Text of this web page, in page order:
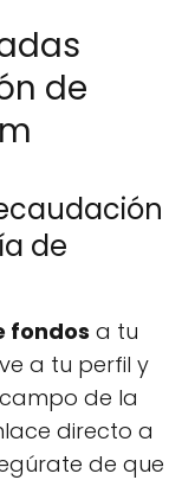
de
de
fondos a tu
a tu perfil y
campo de la
directo a
de que